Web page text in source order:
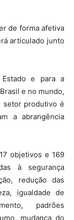
de forma afetiva
articulado junto
e para a
e no mundo,
setor produtivo é
a abrangência
objetivos e 169
à segurança
redução das
igualdade de
padrões
mudança do